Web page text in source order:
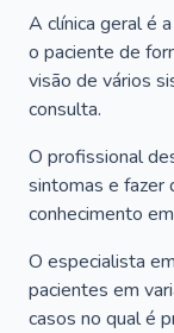
A clínica geral é
o paciente de
visão de vários
consulta.
O profissional
sintomas e fazer
conhecimento
O especialista
pacientes em
casos no qual é